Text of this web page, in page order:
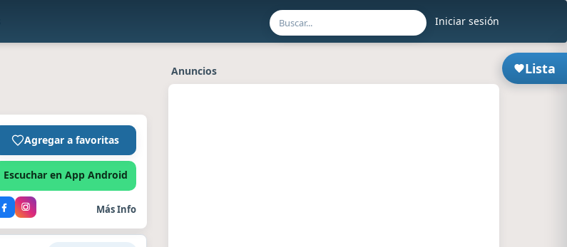
Iniciar sesión
Lista
Agregar a favoritas
Escuchar en App Android
Más Info
Anuncios